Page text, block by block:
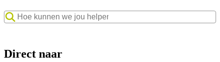
Zoekwoord
Direct naar